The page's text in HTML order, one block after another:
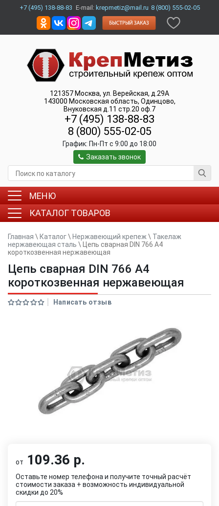
+7 (495) 138-88-83 E-mail: krepmetiz@mail.ru 8 (800) 555-02-05
121357 Москва, ул. Верейская, д.29А
143000 Московская область, Одинцово,
Внуковская д.11 стр.20 оф.7
+7 (495) 138-88-83
8 (800) 555-02-05
График: Пн-Пт c 9:00 до 18:00
Заказать звонок
МЕНЮ
КАТАЛОГ ТОВАРОВ
Главная \ Каталог\ Нержавеющий крепеж \ Такелаж
нержавеющая сталь \
Цепь сварная DIN 766 A4
короткозвенная нержавеющая
Цепь сварная DIN 766 A4
короткозвенная нержавеющая
Написать отзыв
от 109.36 р.
Оставьте номер телефона и получите точный расчёт
стоимости заказа + возможность индивидуальной
скидки до 20%